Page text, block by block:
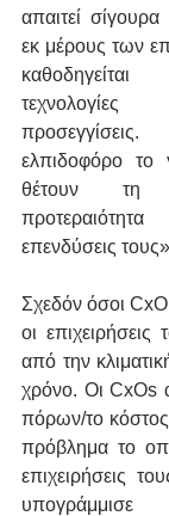
απαιτεί
εκ μέρους των
τεχνολογίες
ελπιδοφόρο το
θέτουν τη
επενδύσεις
Σχεδόν όσοι
οι επιχειρήσεις
από την
χρόνο. Οι CxOs
πόρων/το
πρόβλημα το
επιχειρήσεις
υπογράμμισε